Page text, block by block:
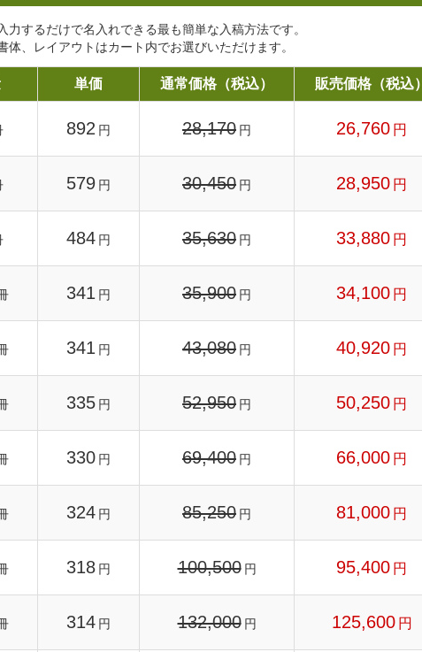
力するだけで名入れできる最も簡単な入稿方法です。
体、レイアウトはカート内でお選びいただけます。
単価 通常価格（税込） 販売価格（税込）
892 円 28,170 円 26,760 円
579 円 30,450 円 28,950 円
484 円 35,630 円 33,880 円
341 円 35,900 円 34,100 円
341 円 43,080 円 40,920 円
335 円 52,950 円 50,250 円
330 円 69,400 円 66,000 円
324 円 85,250 円 81,000 円
318 円 100,500 円 95,400 円
314 円 132,000 円 125,600 円